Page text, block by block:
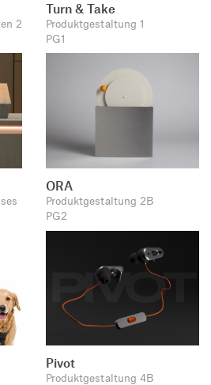
2
Turn & Take
Produktgestaltung 1
PG1
ORA
Produktgestaltung 2B
PG2
Pivot
Produktgestaltung 4B